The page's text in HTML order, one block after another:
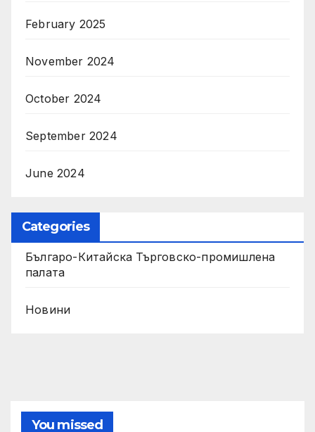
February 2025
November 2024
October 2024
September 2024
June 2024
Categories
Българо-Китайска Търговско-промишлена
палaта
Новини
You missed